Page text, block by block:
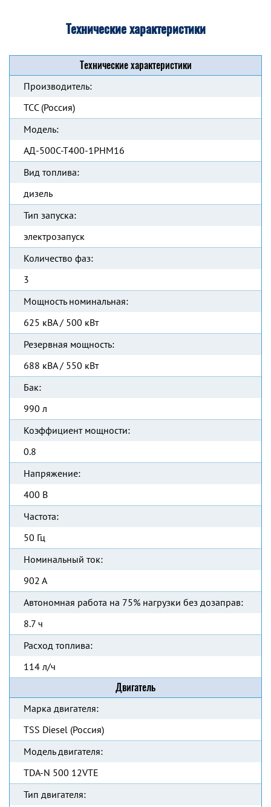
Технические характеристики
Технические характеристики
Производитель:
ТСС (Россия)
Модель:
АД-500С-Т400-1РНМ16
Вид топлива:
дизель
Тип запуска:
электрозапуск
Количество фаз:
3
Мощность номинальная:
625 кВА / 500 кВт
Резервная мощность:
688 кВА / 550 кВт
Бак:
990 л
Коэффициент мощности:
0.8
Напряжение:
400 В
Частота:
50 Гц
Номинальный ток:
902 А
Автономная работа на 75% нагрузки без дозаправ:
8.7 ч
Расход топлива:
114 л/ч
Двигатель
Марка двигателя:
TSS Diesel (Россия)
Модель двигателя:
TDA-N 500 12VTE
Тип двигателя: